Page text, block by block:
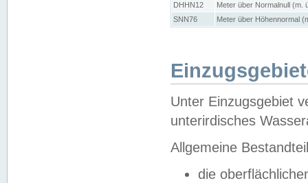
DHHN12
Meter über Normalnull (m.
SNN76
Meter über Höhennormal
Unter Einzugsgebiet
unterirdisches
Allgemeine
die